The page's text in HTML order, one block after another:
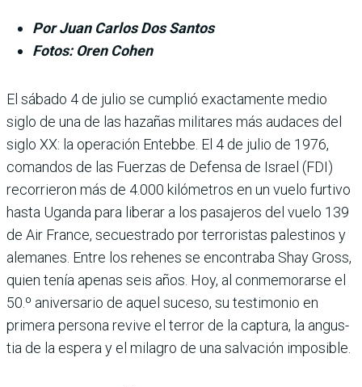
Por Juan Carlos Dos Santos
Fotos: Oren Cohen
El sábado 4 de julio se cumplió exactamente medio
siglo de una de las hazañas militares más audaces del
siglo XX: la ope­ración Entebbe. El 4 de julio de 1976,
comandos de las Fuer­zas de Defensa de Israel (FDI)
recorrieron más de 4.000 kiló­metros en un vuelo furtivo
hasta Uganda para liberar a los pasajeros del vuelo 139
de Air France, secuestrado por terro­ristas palestinos y
alemanes. Entre los rehenes se encon­traba Shay Gross,
quien tenía apenas seis años. Hoy, al con­memorarse el
50.º aniversario de aquel suceso, su testimonio en
primera persona revive el terror de la captura, la angus­
tia de la espera y el milagro de una salvación imposible.